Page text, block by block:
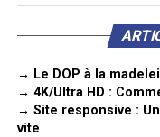
→ Le DOP à la
→ 4K/Ultra HD :
→ Site responsive :
vite